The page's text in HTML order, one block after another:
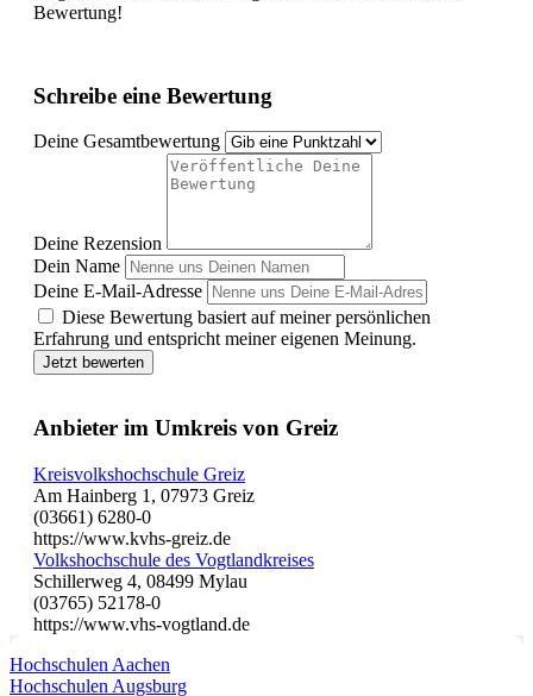
Bewertung!
Schreibe eine Bewertung
Deine Gesamtbewertung
Deine Rezension
Dein Name
Deine E-Mail-Adresse
Diese Bewertung basiert auf meiner persönlichen
Erfahrung und entspricht meiner eigenen Meinung.
Jetzt bewerten
Anbieter im Umkreis von Greiz
Kreisvolkshochschule Greiz
Am Hainberg 1, 07973 Greiz
(03661) 6280-0
https://www.kvhs-greiz.de
Volkshochschule des Vogtlandkreises
Schillerweg 4, 08499 Mylau
(03765) 52178-0
https://www.vhs-vogtland.de
Hochschulen Aachen
Hochschulen Augsburg